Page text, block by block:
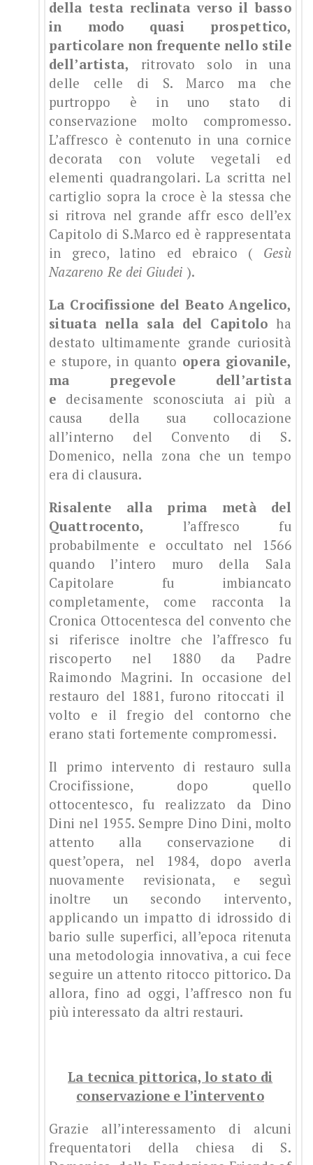
della testa reclinata verso il basso
in modo quasi prospettico,
particolare non frequente nello stile
dell’artista, ritrovato solo in una
delle celle di S. Marco ma che
purtroppo è in uno stato di
conservazione molto compromesso.
L’affresco è contenuto in una cornice
decorata con volute vegetali ed
elementi quadrangolari. La scritta nel
cartiglio sopra la croce è la stessa che
si ritrova nel grande affr esco dell’ex
Capitolo di S.Marco ed è rappresentata
in greco, latino ed ebraico ( Gesù
Nazareno Re dei Giudei ).
La Crocifissione del Beato Angelico,
situata nella sala del Capitolo ha
destato ultimamente grande curiosità
e stupore, in quanto opera giovanile,
ma pregevole dell’artista
e decisamente sconosciuta ai più a
causa della sua collocazione
all’interno del Convento di S.
Domenico, nella zona che un tempo
era di clausura.
Risalente alla prima metà del
Quattrocento, l’affresco fu
probabilmente e occultato nel 1566
quando l’intero muro della Sala
Capitolare fu imbiancato
completamente, come racconta la
Cronica Ottocentesca del convento che
si riferisce inoltre che l’affresco fu
riscoperto nel 1880 da Padre
Raimondo Magrini. In occasione del
restauro del 1881, furono ritoccati il ​​
volto e il fregio del contorno che
erano stati fortemente compromessi.
Il primo intervento di restauro sulla
Crocifissione, dopo quello
ottocentesco, fu realizzato da Dino
Dini nel 1955. Sempre Dino Dini, molto
attento alla conservazione di
quest’opera, nel 1984, dopo averla
nuovamente revisionata, e seguì
inoltre un secondo intervento,
applicando un impatto di idrossido di
bario sulle superfici, all’epoca ritenuta
una metodologia innovativa, a cui fece
seguire un attento ritocco pittorico. Da
allora, fino ad oggi, l’affresco non fu
più interessato da altri restauri.
La tecnica pittorica, lo stato di
conservazione e l’intervento
Grazie all’interessamento di alcuni
frequentatori della chiesa di S.